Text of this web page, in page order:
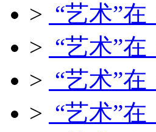
> “艺术”
> “艺术”
> “艺术”
> “艺术”